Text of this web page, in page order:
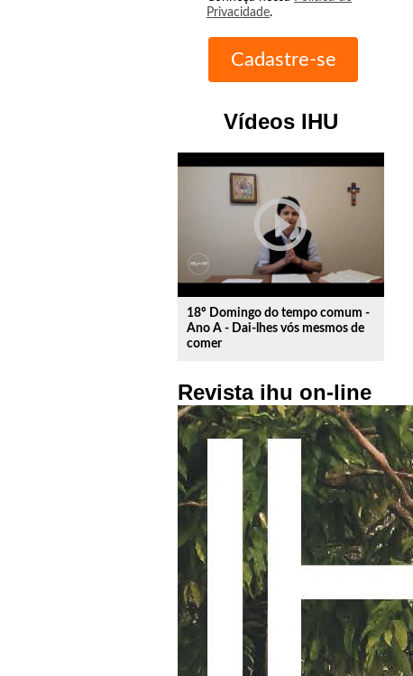
Privacidade.
Vídeos IHU
play_circle_outline
18º Domingo do tempo comum -
Ano A - Dai-lhes vós mesmos de
comer
Revista ihu on-line